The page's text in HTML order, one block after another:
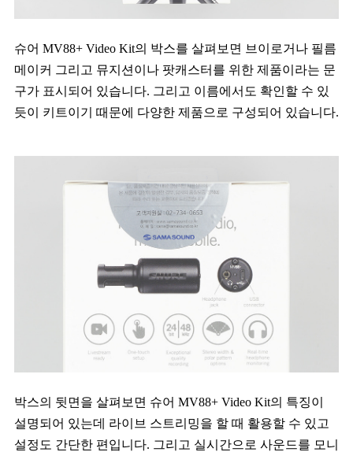
슈어 MV88+ Video Kit의 박스를 살펴보면 브이로거나 필름
메이커 그리고 뮤지션이나 팟캐스터를 위한 제품이라는 문
구가 표시되어 있습니다. 그리고 이름에서도 확인할 수 있
듯이 키트이기 때문에 다양한 제품으로 구성되어 있습니다.
박스의 뒷면을 살펴보면 슈어 MV88+ Video Kit의 특징이
설명되어 있는데 라이브 스트리밍을 할 때 활용할 수 있고
설정도 간단한 편입니다. 그리고 실시간으로 사운드를 모니